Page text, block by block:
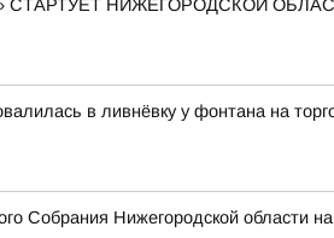
СТАРТУЕТ НИЖЕГОРОДСКОЙ
в ливнёвку у фонтана на
Собрания Нижегородской области